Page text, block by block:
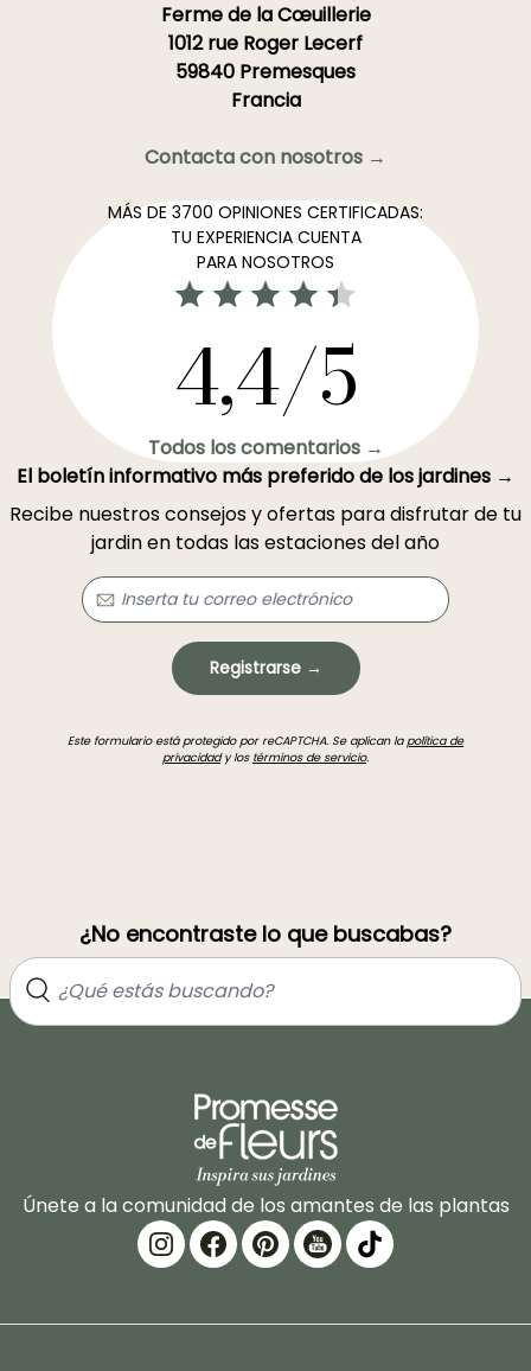
Ferme de la Cœuillerie
1012 rue Roger Lecerf
59840 Premesques
Francia
Contacta con nosotros →
MÁS DE 3700 OPINIONES CERTIFICADAS:
TU EXPERIENCIA CUENTA
PARA NOSOTROS
4,4/5
Todos los comentarios →
El boletín informativo más preferido de los jardines →
Recibe nuestros consejos y ofertas para disfrutar de tu
jardin en todas las estaciones del año
Registrarse →
Este formulario está protegido por reCAPTCHA. Se aplican lapolítica de
privacidady los términos de servicio.
¿No encontraste lo que buscabas?
Únete a la comunidad de los amantes de las plantas